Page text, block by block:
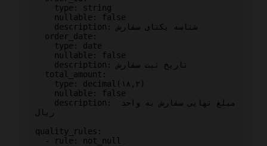
ریال
quality_rules: